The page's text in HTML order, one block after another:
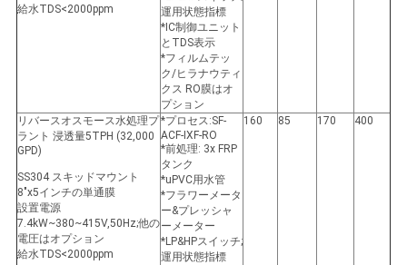
給水TDS<2000ppm
運用状態指標
*IC制御ユニット
とTDS表示
*フィルムテッ
ク/ヒラナウティ
クス RO膜はオ
プション
リバースオスモース水処理プ
ラント 浸透量5TPH (32,000
GPD)
SS304 スキッドマウント
8"x5インチの単通膜
設置電源
7.4kW~380~415V,50Hz;他の
電圧はオプション
給水TDS<2000ppm
*プロセス:SF-
ACF-IXF-RO
*前処理: 3x FRP
タンク
*uPVC用水管
*フラワーメータ
ー&プレッシャ
ーメーター
*LP&HPスイッチ;
運用状態指標
160 85 170 400